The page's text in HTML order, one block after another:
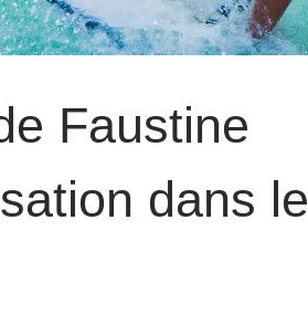
Faustine
dans le